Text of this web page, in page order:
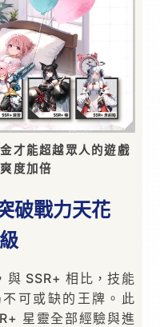
才能超越眾人的遊戲
度加倍
破戰力天花
與 SSR+ 相比，技能
可或缺的王牌。此
星靈全部經驗與進